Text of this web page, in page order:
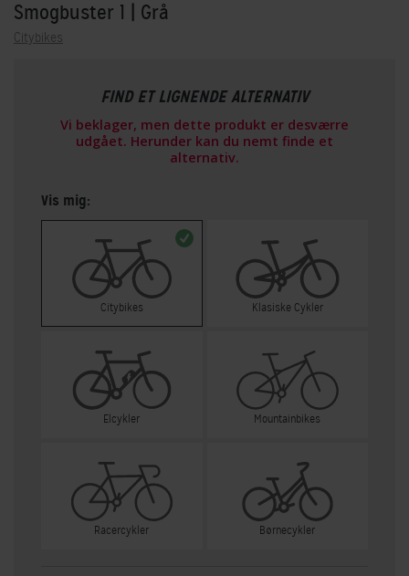
Smogbuster 1 | Grå
Citybikes
FIND ET LIGNENDE ALTERNATIV
Vi beklager, men dette produkt er desværre
udgået. Herunder kan du nemt finde et
alternativ.
Vis mig:
Citybikes Klasiske Cykler
Elcykler Mountainbikes
Racercykler Børnecykler